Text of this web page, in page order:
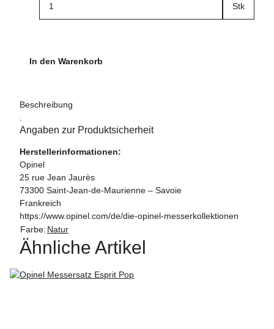
Stk
In den Warenkorb
Beschreibung
Angaben zur Produktsicherheit
Herstellerinformationen:
Opinel
25 rue Jean Jaurès
73300 Saint-Jean-de-Maurienne – Savoie
Frankreich
https://www.opinel.com/de/die-opinel-messerkollektionen
Farbe: Natur
Ähnliche Artikel